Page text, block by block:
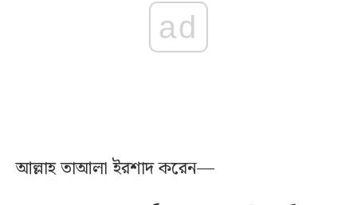
ad
আল্লাহ তাআলা ইরশাদ করেন—